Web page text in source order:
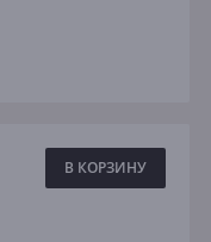
В КОРЗИНУ